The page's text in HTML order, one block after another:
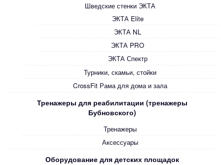
Шведские стенки ЭКТА
ЭКТА Elite
ЭКТА NL
ЭКТА PRO
ЭКТА Спектр
Турники, скамьи, стойки
CrossFit Рама для дома и зала
Тренажеры для реабилитации (тренажеры
Бубновского)
Тренажеры
Аксессуары
Оборудование для детских площадок